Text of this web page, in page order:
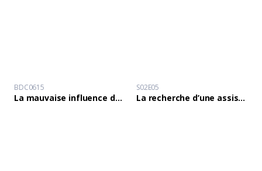
BDC0615
La mauvaise influence des servantes sur la vie des enfants.
S02E05
La recherche d’une assistance et l’infection au VIH/SIDA.